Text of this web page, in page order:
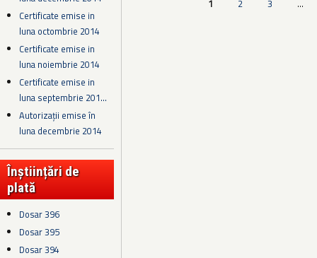
Certificate emise in
luna octombrie 2014
Certificate emise in
luna noiembrie 2014
Certificate emise in
luna septembrie 201...
Autorizații emise în
luna decembrie 2014
Înștiințări de
plată
Dosar 396
Dosar 395
Dosar 394
1 2 3 …